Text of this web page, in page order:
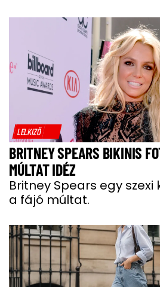
LELKIZŐ
BRITNEY SPEARS BIKINIS
MÚLTAT IDÉZ
Britney Spears egy
a fájó múltat.